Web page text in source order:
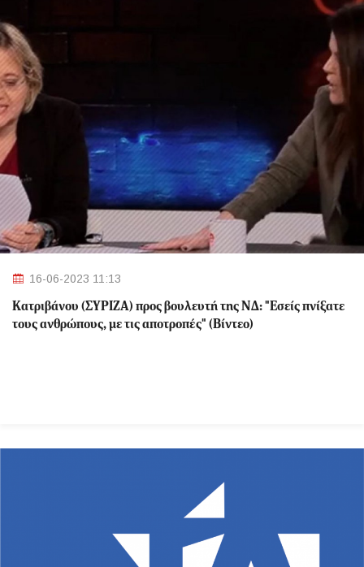
16-06-2023 11:13
Κατριβάνου (ΣΥΡΙΖΑ) προς βουλευτή της ΝΔ: "Εσείς πνίξατε
τους ανθρώπους, με τις αποτροπές" (Βίντεο)